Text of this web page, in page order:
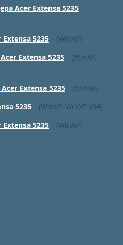
Acer Extensa 5235
5235
(WinXP)
Extensa 5235
(WinXP,
Extensa 5235
(WinXP)
5235
(WinXP, WinXP x64)
5235
(WinXP)